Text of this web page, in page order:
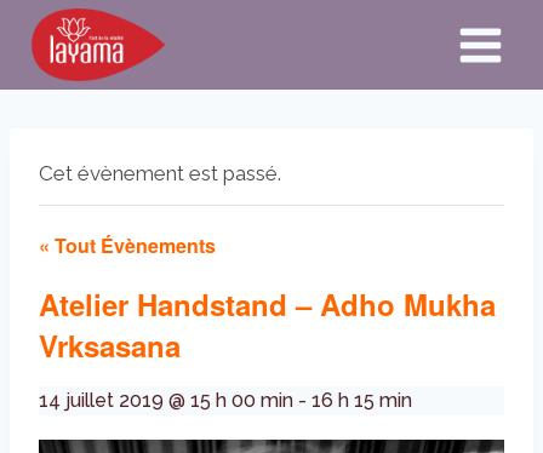
Aller
contenu
Cet évènement est passé.
« Tout Évènements
Atelier Handstand – Adho Mukha
Vrksasana
14 juillet 2019 @ 15 h 00 min - 16 h 15 min